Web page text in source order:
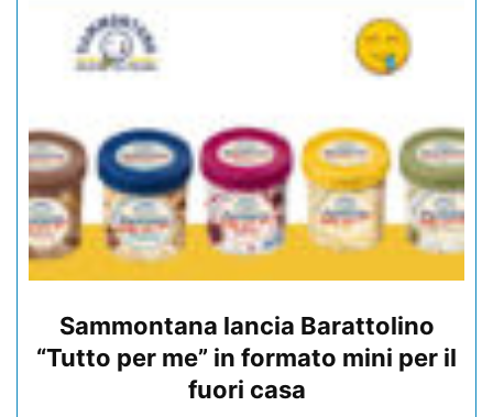
Sammontana lancia Barattolino
“Tutto per me” in formato mini per il
fuori casa